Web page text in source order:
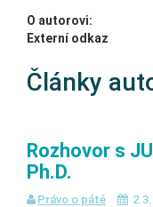
O autorovi:
Externí odkaz
Články
Rozhovor s
Ph.D.
Právo o páté